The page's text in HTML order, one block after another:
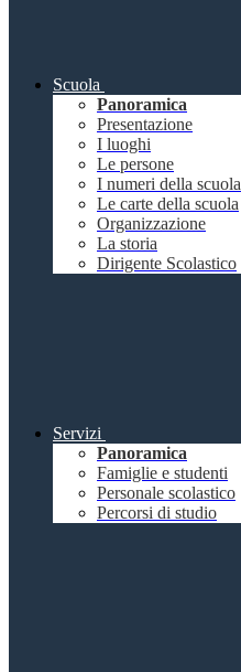
Scuola
Panoramica
Presentazione
I luoghi
Le persone
I numeri della scuola
Le carte della scuola
Organizzazione
La storia
Dirigente Scolastico
Servizi
Panoramica
Famiglie e studenti
Personale scolastico
Percorsi di studio